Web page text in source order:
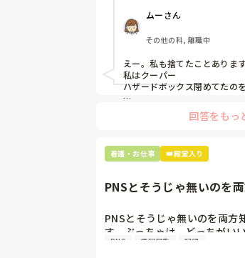
「普通鑷子捨てる！？明らか
安物じゃないよね？」
「そんなミスした新人、あな
と言われました。。
たしかに、よくよく考えてみ
手術室で使った物品も全部滅
滅菌の種類とかも学校で習っ
なんで頭回らなかったんだろ
市長さんは、
患者さんに迷惑かけたわけじ
と慰めてくれましたが、、
自分が情けなくて情けなくて
こんなバカな私をせめて笑い
ムーさん
その他の科, 離職中
えー。私も捨てたことあります
私はクーパー
ハザードボックス閉めてたの
これは私じゃないけど、患者
と一緒に出しちゃったり。(こ
回答をもっ
看護・お仕事 👑殿堂入り
PNSとそうじゃ無いのを
PNSとそうじゃ無いのを両方
す。ぶっちゃけ、どっちがい
PNS 情報収集 記録